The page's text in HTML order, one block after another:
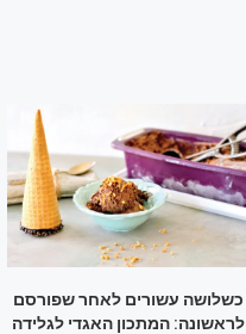
כשלושה עשורים לאחר שפורסם
לראשונה: המתכון האגדי לגלידה